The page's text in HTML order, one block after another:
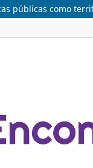
públicas como